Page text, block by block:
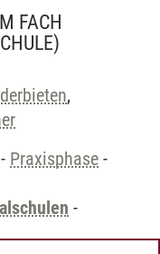
FACH
,
- Praxisphase -
-